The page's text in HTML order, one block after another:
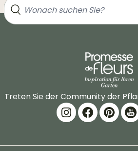
Treten Sie der Community der